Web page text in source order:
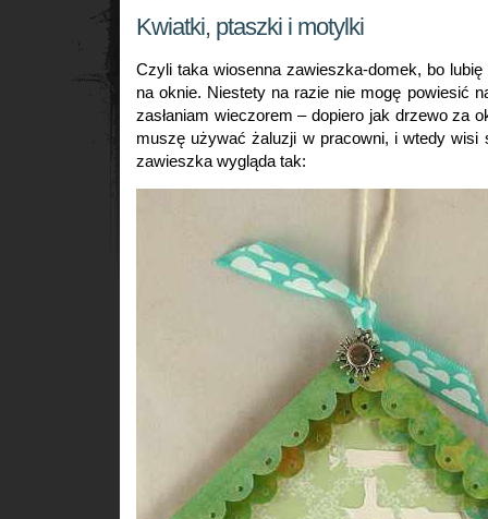
Kwiatki, ptaszki i motylki
Czyli taka wiosenna zawieszka-domek, bo
na oknie. Niestety na razie nie mogę powiesić
zasłaniam wieczorem – dopiero jak drzewo za
muszę używać żaluzji w pracowni, i wtedy
zawieszka wygląda tak: